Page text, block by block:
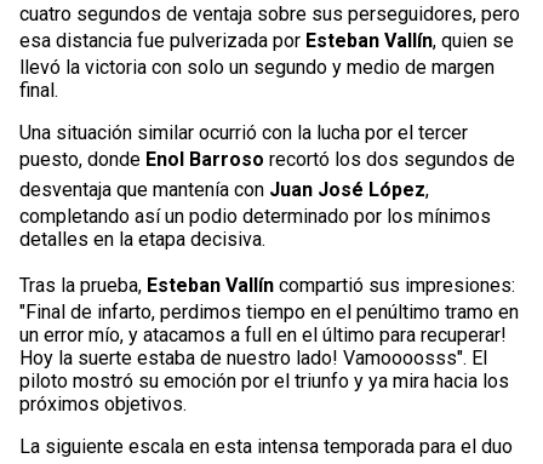
cuatro segundos de ventaja sobre sus perseguidores, pero
esa distancia fue pulverizada por Esteban Vallín, quien se
llevó la victoria con solo un segundo y medio de margen
final.
Una situación similar ocurrió con la lucha por el tercer
puesto, donde Enol Barroso recortó los dos segundos de
desventaja que mantenía con Juan José López,
completando así un podio determinado por los mínimos
detalles en la etapa decisiva.
Tras la prueba, Esteban Vallín compartió sus impresiones:
"Final de infarto, perdimos tiempo en el penúltimo tramo en
un error mío, y atacamos a full en el último para recuperar!
Hoy la suerte estaba de nuestro lado! Vamoooosss". El
piloto mostró su emoción por el triunfo y ya mira hacia los
próximos objetivos.
La siguiente escala en esta intensa temporada para el duo